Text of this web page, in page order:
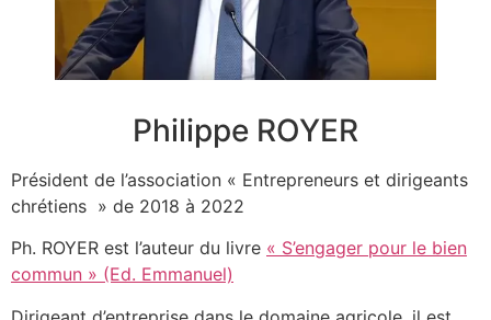
Philippe ROYER
Président de l’association « Entrepreneurs et dirigeants
chrétiens » de 2018 à 2022
Ph. ROYER est l’auteur du livre « S’engager pour le bien
commun » (Ed. Emmanuel)